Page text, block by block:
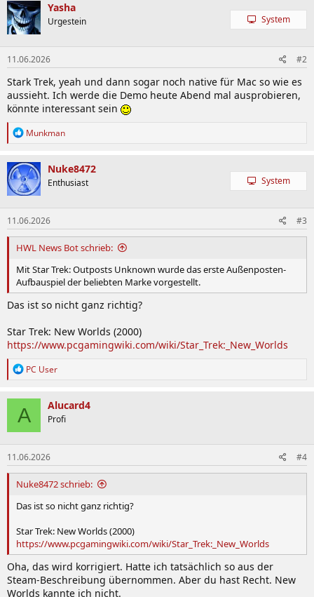
Yasha
Urgestein System
11.06.2026 #2
Stark Trek, yeah und dann sogar noch native für Mac so wie es
aussieht. Ich werde die Demo heute Abend mal ausprobieren,
könnte interessant sein
R
k
t
i
o
n
e
n
:
Munkman
Nuke8472
Enthusiast System
11.06.2026 #3
HWL News Bot schrieb:
Mit Star Trek: Outposts Unknown wurde das erste Außenposten-
Aufbauspiel der beliebten Marke vorgestellt.
Das ist so nicht ganz richtig?
Star Trek: New Worlds (2000)
https://www.pcgamingwiki.com/wiki/Star_Trek:_New_Worlds
R
k
t
o
n
e
n
:
PC User
A Alucard4
Profi
11.06.2026 #4
Nuke8472 schrieb:
Das ist so nicht ganz richtig?
Star Trek: New Worlds (2000)
https://www.pcgamingwiki.com/wiki/Star_Trek:_New_Worlds
Oha, das wird korrigiert. Hatte ich tatsächlich so aus der
Steam-Beschreibung übernommen. Aber du hast Recht. New
Worlds kannte ich nicht.